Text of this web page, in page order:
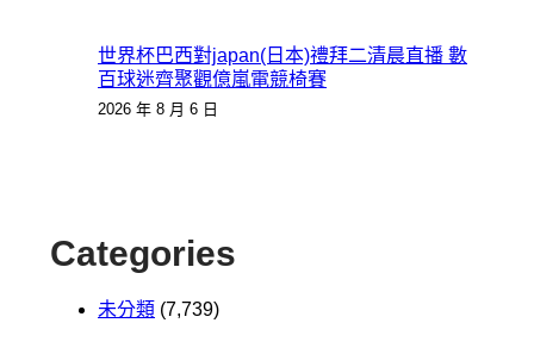
世界杯巴西對japan(日本)禮拜二清晨直播 數
百球迷齊聚觀億嵐電競椅賽
2026 年 8 月 6 日
Categories
未分類 (7,739)